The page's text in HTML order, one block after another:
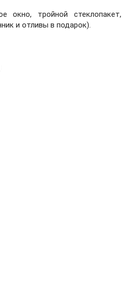
окно, тройной стеклопакет,
и отливы в подарок).